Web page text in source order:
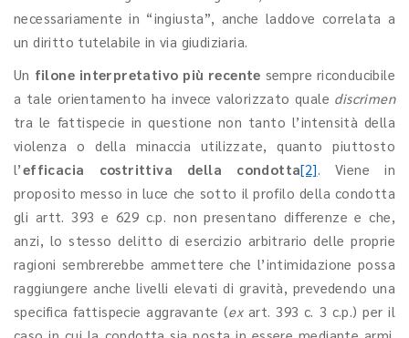
necessariamente in “ingiusta”, anche laddove correlata a
un diritto tutelabile in via giudiziaria.
Un filone interpretativo più recente sempre riconducibile
a tale orientamento ha invece valorizzato quale discrimen
tra le fattispecie in questione non tanto l’intensità della
violenza o della minaccia utilizzate, quanto piuttosto
l’efficacia costrittiva della condotta[2]. Viene in
proposito messo in luce che sotto il profilo della condotta
gli artt. 393 e 629 c.p. non presentano differenze e che,
anzi, lo stesso delitto di esercizio arbitrario delle proprie
ragioni sembrerebbe ammettere che l’intimidazione possa
raggiungere anche livelli elevati di gravità, prevedendo una
specifica fattispecie aggravante (exart. 393 c. 3 c.p.) per il